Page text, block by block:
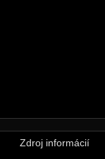
Zdroj informácií